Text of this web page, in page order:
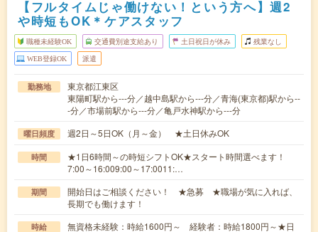
【フルタイムじゃ働けない！という方へ】週2
や時短もOK＊ケアスタッフ
職種未経験OK 交通費別途支給あり 土日祝日が休み 残業なし
WEB登録OK 派遣
勤務地
東京都江東区
東陽町駅から---分／越中島駅から---分／青海(東京都)駅から--
-分／市場前駅から---分／亀戸水神駅から---分
曜日頻度 週2日～5日OK（月～金） ★土日休みOK
時間
★1日6時間～の時短シフトOK★スタート時間選べます！
7:00～16:009:00～17:0011:…
期間
開始日はご相談ください！ ★急募 ★職場が気に入れば、
長期でも働けます！
時給 無資格未経験：時給1600円～ 経験者：時給1800円～★日